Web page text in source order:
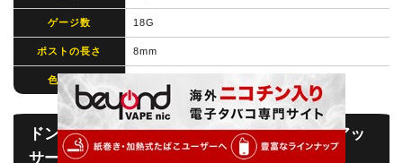
ゲージ数 18G
ポストの長さ 8mm
色の種類
ドンキホーテに売ってるおすすめの片耳用ピアッ
サー⑤：セイフティピアッサー